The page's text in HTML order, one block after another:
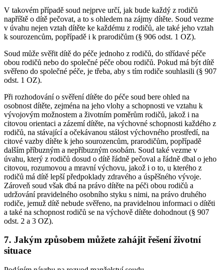
V takovém případě soud nejprve určí, jak bude každý z rodičů
napříště o dítě pečovat, a to s ohledem na zájmy dítěte. Soud vezme
v úvahu nejen vztah dítěte ke každému z rodičů, ale také jeho vztah
k sourozencům, popřípadě i k prarodičům (§ 906 odst. 1 OZ).
Soud může svěřit dítě do péče jednoho z rodičů, do střídavé péče
obou rodičů nebo do společné péče obou rodičů. Pokud má být dítě
svěřeno do společné péče, je třeba, aby s tím rodiče souhlasili (§ 907
odst. 1 OZ).
Při rozhodování o svěření dítěte do péče soud bere ohled na
osobnost dítěte, zejména na jeho vlohy a schopnosti ve vztahu k
vývojovým možnostem a životním poměrům rodičů, jakož i na
citovou orientaci a zázemí dítěte, na výchovné schopnosti každého z
rodičů, na stávající a očekávanou stálost výchovného prostředí, na
citové vazby dítěte k jeho sourozencům, prarodičům, popřípadě
dalším příbuzným a nepříbuzným osobám. Soud také vezme v
úvahu, který z rodičů dosud o dítě řádně pečoval a řádně dbal o jeho
citovou, rozumovou a mravní výchovu, jakož i o to, u kterého z
rodičů má dítě lepší předpoklady zdravého a úspěšného vývoje.
Zároveň soud však dbá na právo dítěte na péči obou rodičů a
udržování pravidelného osobního styku s nimi, na právo druhého
rodiče, jemuž dítě nebude svěřeno, na pravidelnou informaci o dítěti
a také na schopnost rodičů se na výchově dítěte dohodnout (§ 907
odst. 2 a 3 OZ).
7. Jakým způsobem můžete zahájit řešení životní
situace